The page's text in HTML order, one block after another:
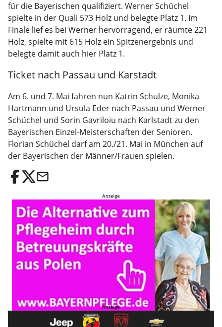
für die Bayerischen qualifiziert. Werner Schüchel
spielte in der Quali 573 Holz und belegte Platz 1. Im
Finale lief es bei Werner hervorragend, er räumte 221
Holz, spielte mit 615 Holz ein Spitzenergebnis und
belegte damit auch hier Platz 1.
Ticket nach Passau und Karstadt
Am 6. und 7. Mai fahren nun Katrin Schulze, Monika
Hartmann und Ursula Eder nach Passau und Werner
Schüchel und Sorin Gavriloiu nach Karlstadt zu den
Bayerischen Einzel-Meisterschaften der Senioren.
Florian Schüchel darf am 20./21. Mai in München auf
der Bayerischen der Männer/Frauen spielen.
email